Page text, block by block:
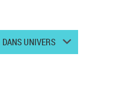
DANS UNIVERS